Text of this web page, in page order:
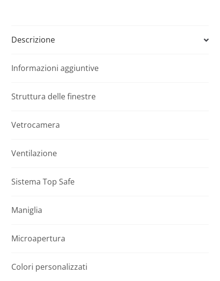
manuale
DMF
60
90
Descrizione
Informazioni aggiuntive
Struttura delle finestre
Vetrocamera
Ventilazione
Sistema Top Safe
Maniglia
Microapertura
Colori personalizzati